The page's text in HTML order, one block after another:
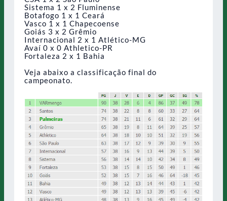
Sistema 1 x 2 Fluminense
Botafogo 1 x 1 Ceará
Vasco 1 x 1 Chapecoense
Goiás 3 x 2 Grêmio
Internacional 2 x 1 Atlético-MG
Avaí 0 x 0 Athletico-PR
Fortaleza 2 x 1 Bahia
Veja abaixo a classificação final do
campeonato.